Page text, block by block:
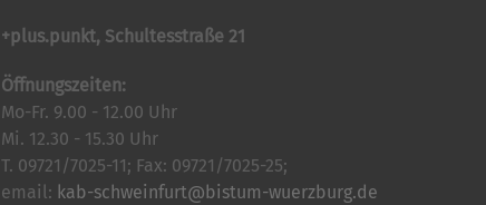
+plus.punkt, Schultesstraße 21
Öffnungszeiten:
Mo-Fr. 9.00 - 12.00 Uhr
Mi. 12.30 - 15.30 Uhr
T. 09721/7025-11; Fax: 09721/7025-25;
email: kab-schweinfurt@bistum-wuerzburg.de